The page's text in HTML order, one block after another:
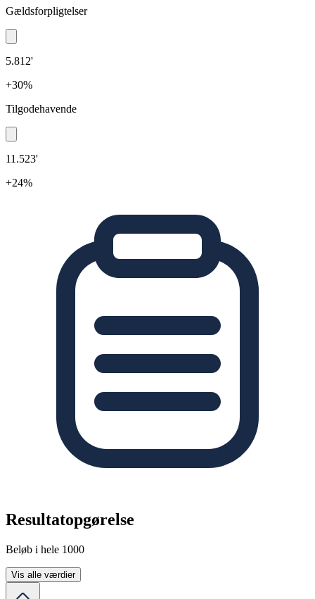
Gældsforpligtelser
5.812'
+30%
Tilgodehavende
11.523'
+24%
Resultatopgørelse
Beløb i hele 1000
Vis alle værdier